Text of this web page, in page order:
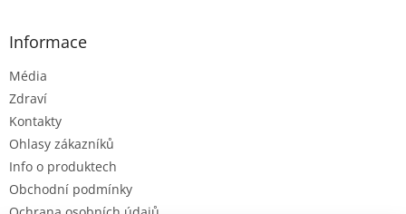
Informace
Média
Zdraví
Kontakty
Ohlasy zákazníků
Info o produktech
Obchodní podmínky